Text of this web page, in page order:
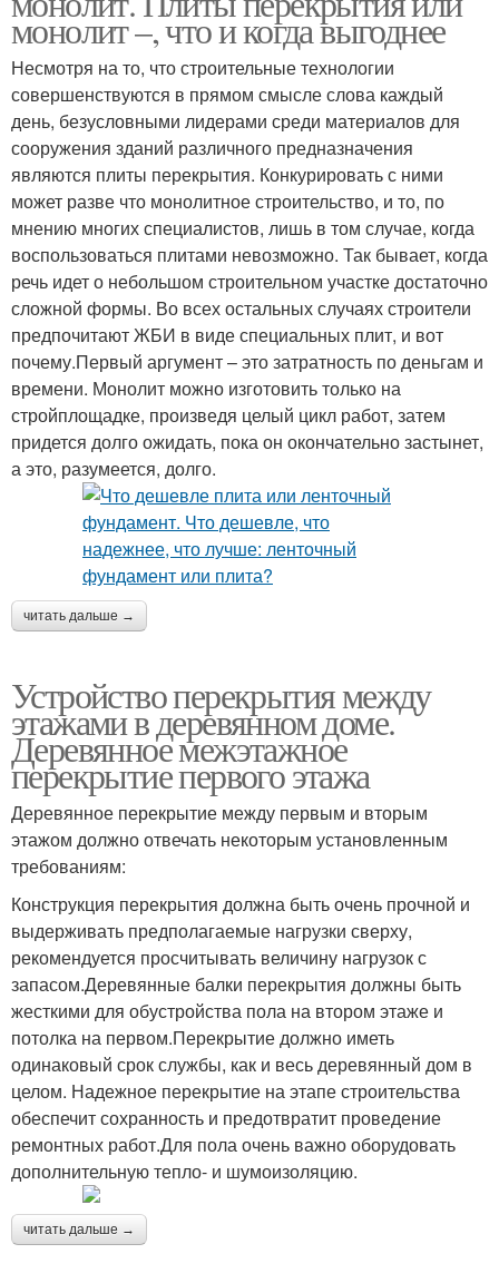
монолит –, что и когда выгоднее
Несмотря на то, что строительные технологии
совершенствуются в прямом смысле слова каждый
день, безусловными лидерами среди материалов для
сооружения зданий различного предназначения
являются плиты перекрытия. Конкурировать с ними
может разве что монолитное строительство, и то, по
мнению многих специалистов, лишь в том случае, когда
воспользоваться плитами невозможно. Так бывает, когда
речь идет о небольшом строительном участке достаточно
сложной формы. Во всех остальных случаях строители
предпочитают ЖБИ в виде специальных плит, и вот
почему.Первый аргумент – это затратность по деньгам и
времени. Монолит можно изготовить только на
стройплощадке, произведя целый цикл работ, затем
придется долго ожидать, пока он окончательно застынет,
а это, разумеется, долго.
читать дальше →
Устройство перекрытия между
этажами в деревянном доме.
Деревянное межэтажное
перекрытие первого этажа
Деревянное перекрытие между первым и вторым
этажом должно отвечать некоторым установленным
требованиям:
Конструкция перекрытия должна быть очень прочной и
выдерживать предполагаемые нагрузки сверху,
рекомендуется просчитывать величину нагрузок с
запасом.Деревянные балки перекрытия должны быть
жесткими для обустройства пола на втором этаже и
потолка на первом.Перекрытие должно иметь
одинаковый срок службы, как и весь деревянный дом в
целом. Надежное перекрытие на этапе строительства
обеспечит сохранность и предотвратит проведение
ремонтных работ.Для пола очень важно оборудовать
дополнительную тепло- и шумоизоляцию.
читать дальше →